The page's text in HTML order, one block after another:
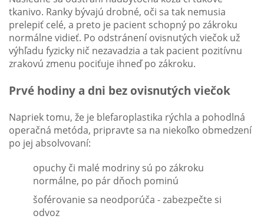
tkanivo. Ranky bývajú drobné, oči sa tak nemusia
prelepiť celé, a preto je pacient schopný po zákroku
normálne vidieť. Po odstránení ovisnutých viečok už
výhľadu fyzicky nič nezavadzia a tak pacient pozitívnu
zrakovú zmenu pociťuje ihneď po zákroku.
Prvé hodiny a dni bez ovisnutých viečok
Napriek tomu, že je blefaroplastika rýchla a pohodlná
operačná metóda, pripravte sa na niekoľko obmedzení
po jej absolvovaní:
opuchy či malé modriny sú po zákroku
normálne, po pár dňoch pominú
šoférovanie sa neodporúča - zabezpečte si
odvoz